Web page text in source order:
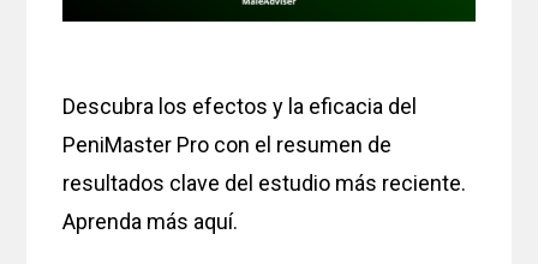
Descubra los efectos y la eficacia del
PeniMaster Pro con el resumen de
resultados clave del estudio más reciente.
Aprenda más aquí.